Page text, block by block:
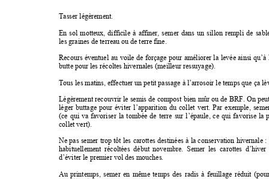
Tasser légèrement.
En sol motteux, difficile à affiner, semer dans un sillon rempli de
les graines de terreau ou de terre fine.
Recours éventuel au voile de forçage pour améliorer la levée ainsi qu’à
butte pour les récoltes hivernales (meilleur ressuyage).
Tous les matins, effectuer un petit passage à l’arrosoir le temps que ça
Légèrement recouvrir le semis de compost bien mûr ou de BRF. On
léger buttage pour éviter l’apparition du collet vert. Par exemple,
(ce qui va favoriser la tombée de terre sur l’épaule, ce qui favorise la
collet vert).
Ne pas semer trop tôt les carottes destinées à la conservation hivernale :
habituellement récoltées  début novembre. Semer les  carottes d’hiver
d’éviter le premier vol des mouches.
Au printemps, semer en même temps des radis à feuillage réduit